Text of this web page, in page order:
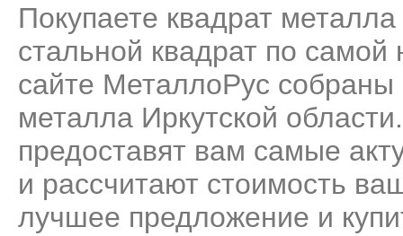
Покупаете квадрат
стальной квадрат по самой
сайте МеталлоРус собраны
металла Иркутской
предоставят вам самые
и рассчитают стоимость
лучшее предложение и